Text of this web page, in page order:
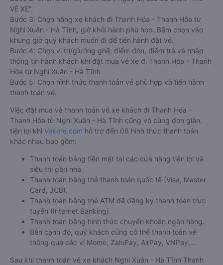
Hóa - Thanh Hóa, hành khách có thể đặt mua tại website
Vexere.com
- Hệ thống đặt vé xe khách chất lượng, và uy tín
nhất tại Việt Nam, đảm bảo giữ chỗ 100%. Đối với bất cứ giao
dịch đặt mua vé xe khách đi Thanh Hóa - Thanh Hóa từ Nghi
Xuân - Hà Tĩnh nào của quý khách tại trang web
Vexere.com
đều được Vexere cam kết giải quyết sự cố. Chính sách tặng
coupon giảm giá hoặc hoàn tiền sẽ tùy theo từng trường hợp
sự việc.
Hướng dẫn đặt vé tại Vexere.com:
Bước 1: Truy cập vào website Vexere hoặc tải app Vexere trên
CH Play hoặc App Store.
Bước 2: Chọn điểm đi, điểm đến, ngày đi, sau đó chọn “TÌM
VÉ XE”.
Bước 3: Chọn hãng xe khách đi Thanh Hóa - Thanh Hóa từ
Nghi Xuân - Hà Tĩnh, giờ khởi hành phù hợp. Bấm chọn vào
khung giờ quý khách muốn đi để tiến hành đặt vé.
Bước 4: Chọn vị trí/giường ghế, điểm đón, điểm trả và nhập
thông tin hành khách khi đặt mua vé xe đi Thanh Hóa - Thanh
Hóa từ Nghi Xuân - Hà Tĩnh
Bước 5: Chọn hình thức thanh toán vé phù hợp và tiến hành
thanh toán vé.
Việc đặt mua và thanh toán vé xe khách đi Thanh Hóa -
Thanh Hóa từ Nghi Xuân - Hà Tĩnh cũng vô cùng đơn giản,
tiện lợi khiVexere.com hỗ trợ đến 06 hình thức thanh toán